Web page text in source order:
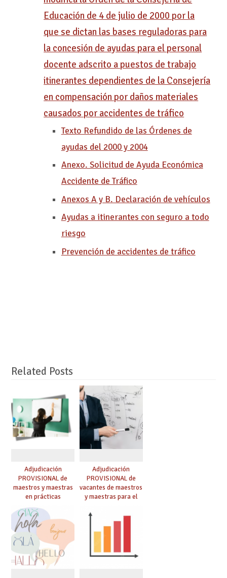
Educación de 4 de julio de 2000 por la
que se dictan las bases reguladoras para
la concesión de ayudas para el personal
docente adscrito a puestos de trabajo
itinerantes dependientes de la Consejería
en compensación por daños materiales
causados por accidentes de tráfico
Texto Refundido de las Órdenes de
ayudas del 2000 y 2004
Anexo. Solicitud de Ayuda Económica
Accidente de Tráfico
Anexos A y B. Declaración de vehículos
Ayudas a itinerantes con seguro a todo
riesgo
Prevención de accidentes de tráfico
Related Posts
Adjudicación
PROVISIONAL de
maestros y maestras
en prácticas
Adjudicación
PROVISIONAL de
vacantes de maestros
y maestras para el